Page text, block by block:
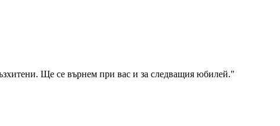
Ще се върнем при вас и за следващия юбилей."